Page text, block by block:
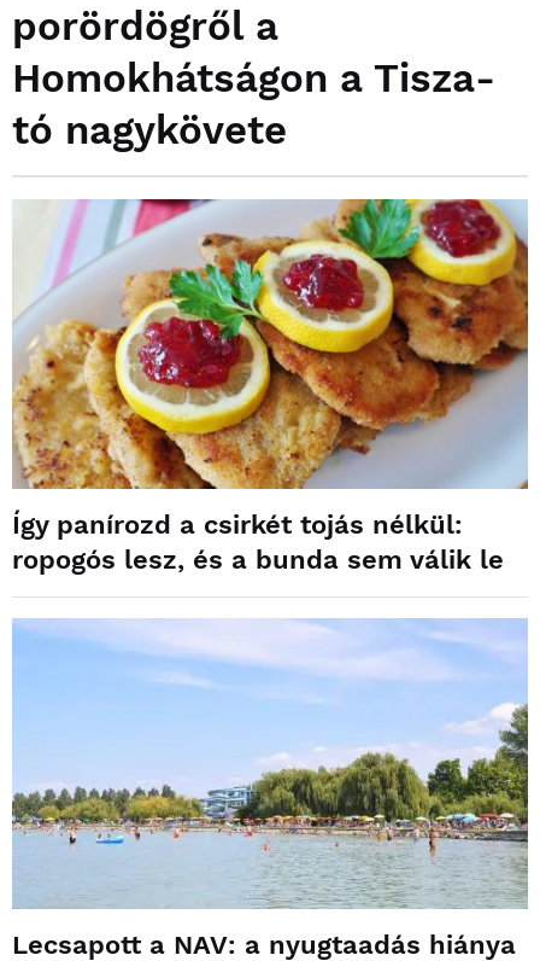
porördögről a
Homokhátságon a Tisza-
tó nagykövete
Így panírozd a csirkét tojás nélkül:
ropogós lesz, és a bunda sem válik le
Lecsapott a NAV: a nyugtaadás hiánya